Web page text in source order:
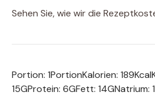
Sehen Sie, wie wir die
Portion: 1PortionKalorien: 189Kcal
15GProtein: 6GFett: 14GNatrium: